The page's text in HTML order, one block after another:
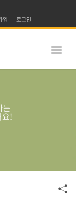
입 로그인
는
!